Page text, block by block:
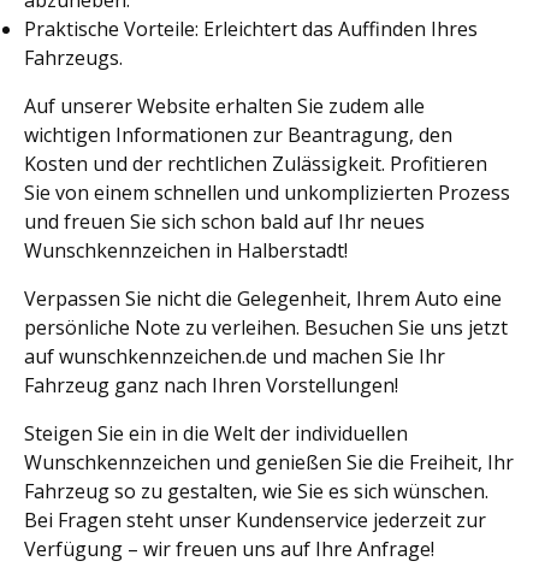
Praktische Vorteile: Erleichtert das Auffinden Ihres
Fahrzeugs.
Auf unserer Website erhalten Sie zudem alle
wichtigen Informationen zur Beantragung, den
Kosten und der rechtlichen Zulässigkeit. Profitieren
Sie von einem schnellen und unkomplizierten Prozess
und freuen Sie sich schon bald auf Ihr neues
Wunschkennzeichen in Halberstadt!
Verpassen Sie nicht die Gelegenheit, Ihrem Auto eine
persönliche Note zu verleihen. Besuchen Sie uns jetzt
auf wunschkennzeichen.de und machen Sie Ihr
Fahrzeug ganz nach Ihren Vorstellungen!
Steigen Sie ein in die Welt der individuellen
Wunschkennzeichen und genießen Sie die Freiheit, Ihr
Fahrzeug so zu gestalten, wie Sie es sich wünschen.
Bei Fragen steht unser Kundenservice jederzeit zur
Verfügung – wir freuen uns auf Ihre Anfrage!